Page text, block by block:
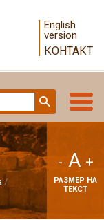
English
version
КОНТАКТ
- A +
РАЗМЕР НА
ТЕКСТ